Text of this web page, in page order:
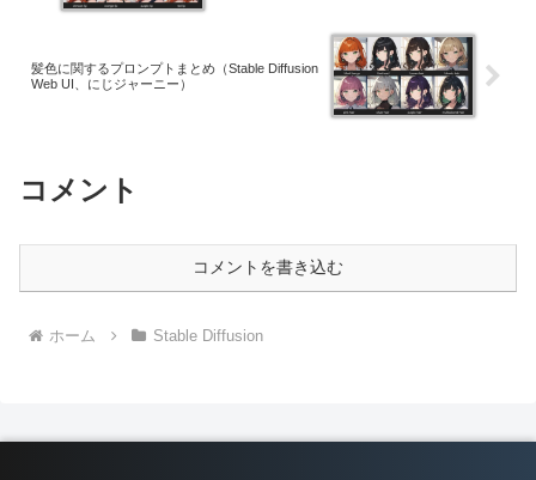
髪色に関するプロンプトまとめ（Stable Diffusion
Web UI、にじジャーニー）
コメント
コメントを書き込む
ホーム Stable Diffusion